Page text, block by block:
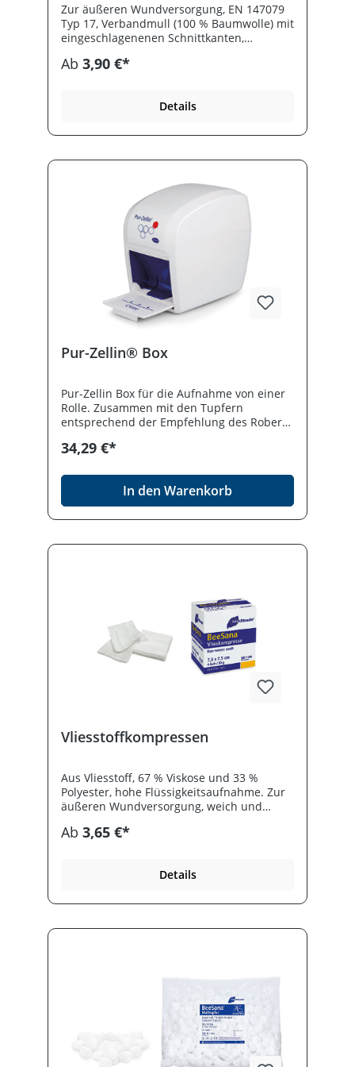
Zur äußeren Wundversorgung, EN 147079
Typ 17, Verbandmull (100 % Baumwolle) mit
eingeschlagenenen Schnittkanten,
Stück eingesiegelt.
Ab 3,90 €*
Details
Pur-Zellin® Box
Pur-Zellin Box für die Aufnahme von einer
Rolle. Zusammen mit den Tupfern
entsprechend der Empfehlung des Robert-
Hygiene bei Punktionen und Injektionen".
34,29 €*
In den Warenkorb
Vliesstoffkompressen
Aus Vliesstoff, 67 % Viskose und 33 %
Polyester, hohe Flüssigkeitsaufnahme. Zur
äußeren Wundversorgung, weich und
druckempfindliche Wunden 4-fach gelegt.
Ab 3,65 €*
Details